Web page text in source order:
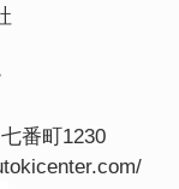
番町1230